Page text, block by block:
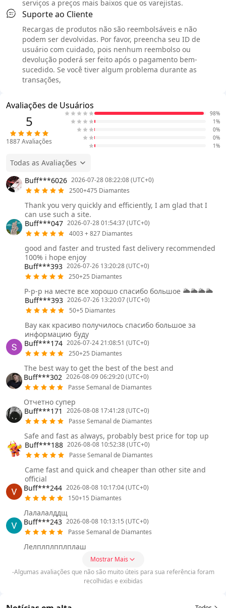
serviços a preços mais baixos que os varejistas.
Suporte ao Cliente
Recargas de produtos não são reembolsáveis e não
podem ser devolvidas. Por favor, preencha seu ID de
usuário com cuidado, pois nenhum reembolso ou
devolução poderá ser feito após o pagamento bem-
sucedido. Se você tiver algum problema durante as
transações,
Avaliações de Usuários
5
1887Avaliações
98%
1%
0%
0%
1%
Todas as Avaliações
Buff***6026 2026-07-28 08:22:08 (UTC+0)
2500+475 Diamantes
Thank you very quickly and efficiently, I am glad that I
can use such a site.
Buff***047 2026-07-28 01:54:37 (UTC+0)
4003 + 827 Diamantes
good and faster and trusted fast delivery recommended
100% i hope enjoy
Buff***393 2026-07-26 13:20:28 (UTC+0)
250+25 Diamantes
Р-р-р на месте все хорошо спасибо большое 🌥️🌥️🌥️🌥️
Buff***393 2026-07-26 13:20:07 (UTC+0)
50+5 Diamantes
Вау как красиво получилось спасибо большое за
информацию буду
Buff***174 2026-07-24 21:08:51 (UTC+0)
250+25 Diamantes
The best way to get the best of the best and
Buff***302 2026-08-09 06:29:20 (UTC+0)
Passe Semanal de Diamantes
Отчетно супер
Buff***171
2026-08-08 17:41:28 (UTC+0)
Passe Semanal de Diamantes
Safe and fast as always, probably best price for top up
Buff***188 2026-08-08 10:52:38 (UTC+0)
Passe Semanal de Diamantes
Came fast and quick and cheaper than other site and
official
Buff***244 2026-08-08 10:17:04 (UTC+0)
150+15 Diamantes
Лалалалддщ
Buff***243 2026-08-08 10:13:15 (UTC+0)
Passe Semanal de Diamantes
Лелплплпплплаш
Mostrar Mais
-Algumas avaliações que não são muito úteis para sua referência foram
recolhidas e exibidas